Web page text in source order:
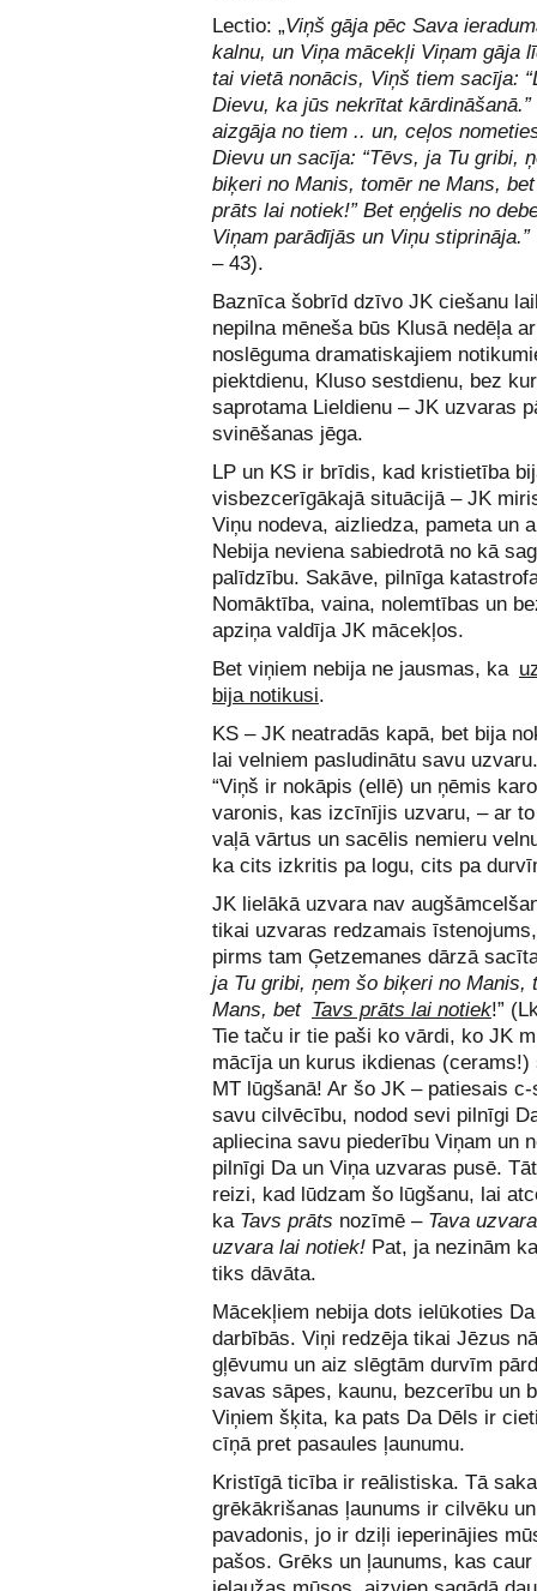
Lectio: „Viņš gāja pēc Sava
kalnu, un Viņa mācekļi Viņam gāja
tai vietā nonācis, Viņš tiem sacīja:
Dievu, ka jūs nekrītat kārdināšanā.”
aizgāja no tiem .. un, ceļos
Dievu un sacīja: “Tēvs, ja Tu gribi,
biķeri no Manis, tomēr ne Mans,
prāts lai notiek!” Bet eņģelis no
Viņam parādījās un Viņu stiprināja.”
– 43).
Baznīca šobrīd dzīvo JK ciešanu
nepilna mēneša būs Klusā nedēļa
noslēguma dramatiskajiem
piektdienu, Kluso sestdienu, bez
saprotama Lieldienu – JK uzvaras
svinēšanas jēga.
LP un KS ir brīdis, kad kristietība
visbezcerīgākajā situācijā – JK
Viņu nodeva, aizliedza, pameta un
Nebija neviena sabiedrotā no kā
palīdzību. Sakāve, pilnīga
Nomāktība, vaina, nolemtības un
apziņa valdīja JK mācekļos.
Bet viņiem nebija ne jausmas, ka
bija notikusi.
KS – JK neatradās kapā, bet bija
lai velniem pasludinātu savu
“Viņš ir nokāpis (ellē) un ņēmis
varonis, kas izcīnījis uzvaru, – ar
vaļā vārtus un sacēlis nemieru
ka cits izkritis pa logu, cits pa
JK lielākā uzvara nav
tikai uzvaras redzamais
pirms tam Ģetzemanes dārzā
ja Tu gribi, ņem šo biķeri no Manis,
Mans, bet Tavs prāts lai notiek!”
Tie taču ir tie paši ko vārdi, ko JK
mācīja un kurus ikdienas (cerams!)
MT lūgšanā! Ar šo JK – patiesais
savu cilvēcību, nodod sevi pilnīgi
apliecina savu piederību Viņam un
pilnīgi Da un Viņa uzvaras pusē.
reizi, kad lūdzam šo lūgšanu, lai
ka Tavs prāts nozīmē – Tava
uzvara lai notiek! Pat, ja nezinām
tiks dāvāta.
Mācekļiem nebija dots ielūkoties
darbībās. Viņi redzēja tikai Jēzus
gļēvumu un aiz slēgtām durvīm
savas sāpes, kaunu, bezcerību un
Viņiem šķita, ka pats Da Dēls ir
cīņā pret pasaules ļaunumu.
Kristīgā ticība ir reālistiska. Tā
grēkākrišanas ļaunums ir cilvēku
pavadonis, jo ir dziļi ieperinājies
pašos. Grēks un ļaunums, kas caur